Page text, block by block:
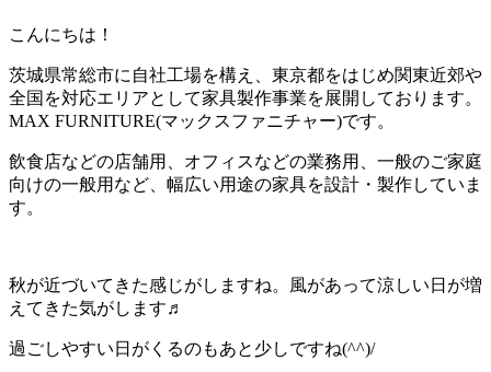
こんにちは！
茨城県常総市に自社工場を構え、東京都をはじめ関東近郊や
全国を対応エリアとして家具製作事業を展開しております。
MAX FURNITURE(マックスファニチャー)です。
飲食店などの店舗用、オフィスなどの業務用、一般のご家庭
向けの一般用など、幅広い用途の家具を設計・製作していま
す。
秋が近づいてきた感じがしますね。風があって涼しい日が増
えてきた気がします♬
過ごしやすい日がくるのもあと少しですね(^^)/